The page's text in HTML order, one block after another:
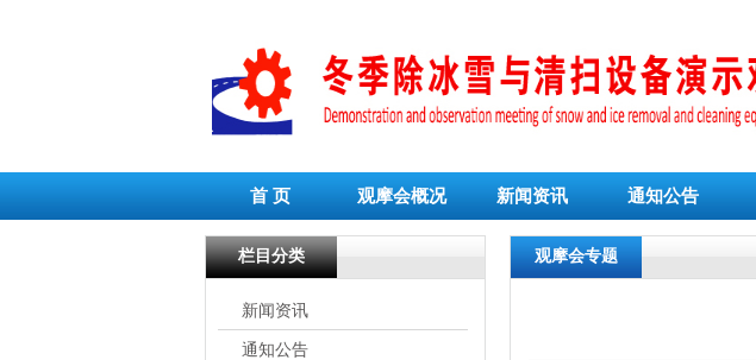
首 页 观摩会概况 新闻资讯 通知公告
栏目分类
新闻资讯
通知公告
观摩会专题